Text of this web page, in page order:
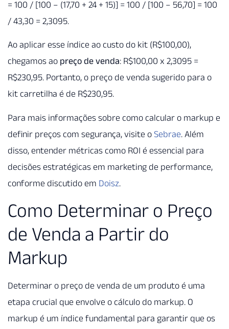
= 100 / [100 – (17,70 + 24 + 15)] = 100 / [100 – 56,70] = 100
/ 43,30 = 2,3095.
Ao aplicar esse índice ao custo do kit (R$100,00),
chegamos ao preço de venda: R$100,00 x 2,3095 =
R$230,95. Portanto, o preço de venda sugerido para o
kit carretilha é de R$230,95.
Para mais informações sobre como calcular o markup e
definir preços com segurança, visite o Sebrae. Além
disso, entender métricas como ROI é essencial para
decisões estratégicas em marketing de performance,
conforme discutido em Doisz.
Como Determinar o Preço
de Venda a Partir do
Markup
Determinar o preço de venda de um produto é uma
etapa crucial que envolve o cálculo do markup. O
markup é um índice fundamental para garantir que os